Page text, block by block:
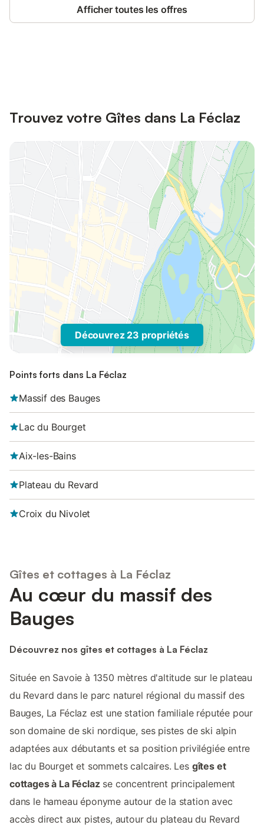
Afficher toutes les offres
Trouvez votre Gîtes dans La Féclaz
Découvrez 23 propriétés
Points forts dans La Féclaz
Massif des Bauges
Lac du Bourget
Aix-les-Bains
Plateau du Revard
Croix du Nivolet
Gîtes et cottages à La Féclaz
Au cœur du massif des
Bauges
Découvrez nos gîtes et cottages à La Féclaz
Située en Savoie à 1350 mètres d'altitude sur le plateau
du Revard dans le parc naturel régional du massif des
Bauges, La Féclaz est une station familiale réputée pour
son domaine de ski nordique, ses pistes de ski alpin
adaptées aux débutants et sa position privilégiée entre
lac du Bourget et sommets calcaires. Les gîtes et
cottages à La Féclazse concentrent principalement
dans le hameau éponyme autour de la station avec
accès direct aux pistes, autour du plateau du Revard